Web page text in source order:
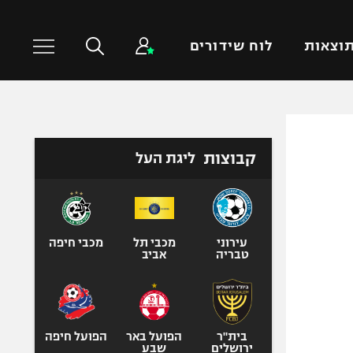
תוצאות לוח שידורים
טניס
כדורעף
ספורט אולימפי
קבוצות ליגת העל
עירוני
טבריה
מכבי תל
אביב
מכבי חיפה
בית"ר
ירושלים
הפועל באר
שבע
הפועל חיפה